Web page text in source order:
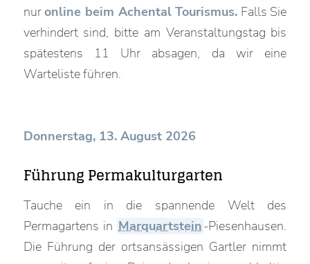
nuronline beim Achental Tourismus. Falls Sie
verhindert sind, bitte am Veranstaltungstag bis
spätestens 11 Uhr absagen, da wir eine
Warteliste führen.
Donnerstag, 13. August 2026
Führung Permakulturgarten
Tauche ein in die spannende Welt des
Permagartens in Marquartstein-Piesenhausen.
Die Führung der ortsansässigen Gartler nimmt